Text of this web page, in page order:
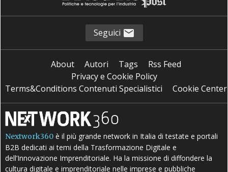
Seguici
About Autori Tags
Rss Feed
Privacy e Cookie Policy
Terms&Conditions Contenuti Specialistici
Cookie Center
Nextwork360 è il più grande network in Italia di testate e portali
B2B dedicati ai temi della Trasformazione Digitale e
dell’Innovazione Imprenditoriale. Ha la missione di diffondere la
cultura digitale e imprenditoriale nelle imprese e pubbliche